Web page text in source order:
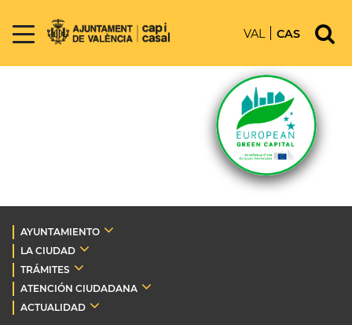
VAL CAS
AYUNTAMIENTO
LA CIUDAD
TRÁMITES
ATENCIÓN CIUDADANA
ACTUALIDAD